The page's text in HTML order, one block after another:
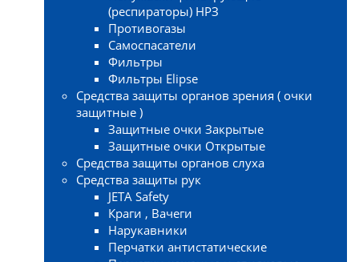
(респираторы) НРЗ
Противогазы
Самоспасатели
Фильтры
Фильтры Elipse
Средства защиты органов зрения ( очки
защитные )
Защитные очки Закрытые
Защитные очки Открытые
Средства защиты органов слуха
Средства защиты рук
JETA Safety
Краги , Вачеги
Нарукавники
Перчатки антистатические